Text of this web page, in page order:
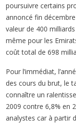
poursuivre certains
annoncé fin
valeur de 400
même pour les
coût total de 698
Pour l’immédiat,
des cours du brut, le
connaître un
2009 contre 6,8% en
analystes car à partir